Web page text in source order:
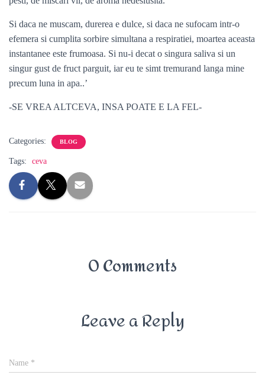
Si daca ne muscam, durerea e dulce, si daca ne sufocam intr-o
efemera si cumplita sorbire simultana a respiratiei, moartea aceasta
instantanee este frumoasa. Si nu-i decat o singura saliva si un
singur gust de fruct parguit, iar eu te simt tremurand langa mine
precum luna in apa..’
-SE VREA ALTCEVA, INSA POATE E LA FEL-
Categories: BLOG
Tags: ceva
0 Comments
Leave a Reply
Name *